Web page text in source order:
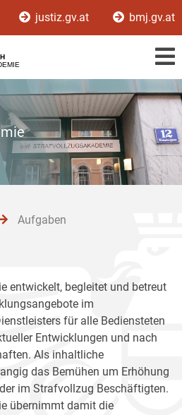
justiz.gv.at bmj.gv.at
Aufgaben
entwickelt, begleitet und betreut
im
für alle Bediensteten
Entwicklungen und nach
Als inhaltliche
das Bemühen um Erhöhung
im Strafvollzug Beschäftigten.
übernimmt damit die